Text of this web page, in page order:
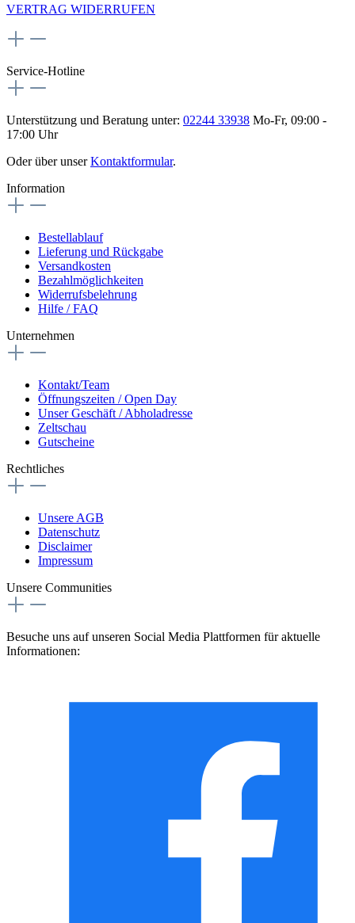
VERTRAG WIDERRUFEN
Service-Hotline
Unterstützung und Beratung unter: 02244 33938 Mo-Fr, 09:00 -
17:00 Uhr
Oder über unserKontaktformular.
Information
Bestellablauf
Lieferung und Rückgabe
Versandkosten
Bezahlmöglichkeiten
Widerrufsbelehrung
Hilfe / FAQ
Unternehmen
Kontakt/Team
Öffnungszeiten / Open Day
Unser Geschäft / Abholadresse
Zeltschau
Gutscheine
Rechtliches
Unsere AGB
Datenschutz
Disclaimer
Impressum
Unsere Communities
Besuche uns auf unseren Social Media Plattformen für aktuelle
Informationen: